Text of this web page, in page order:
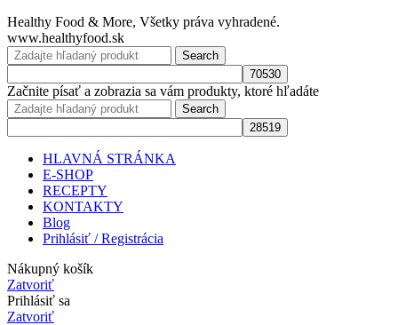
Healthy Food & More, Všetky práva vyhradené.
www.healthyfood.sk
Search
Začnite písať a zobrazia sa vám produkty, ktoré hľadáte
Search
HLAVNÁ STRÁNKA
E-SHOP
RECEPTY
KONTAKTY
Blog
Prihlásiť / Registrácia
Nákupný košík
Zatvoriť
Prihlásiť sa
Zatvoriť